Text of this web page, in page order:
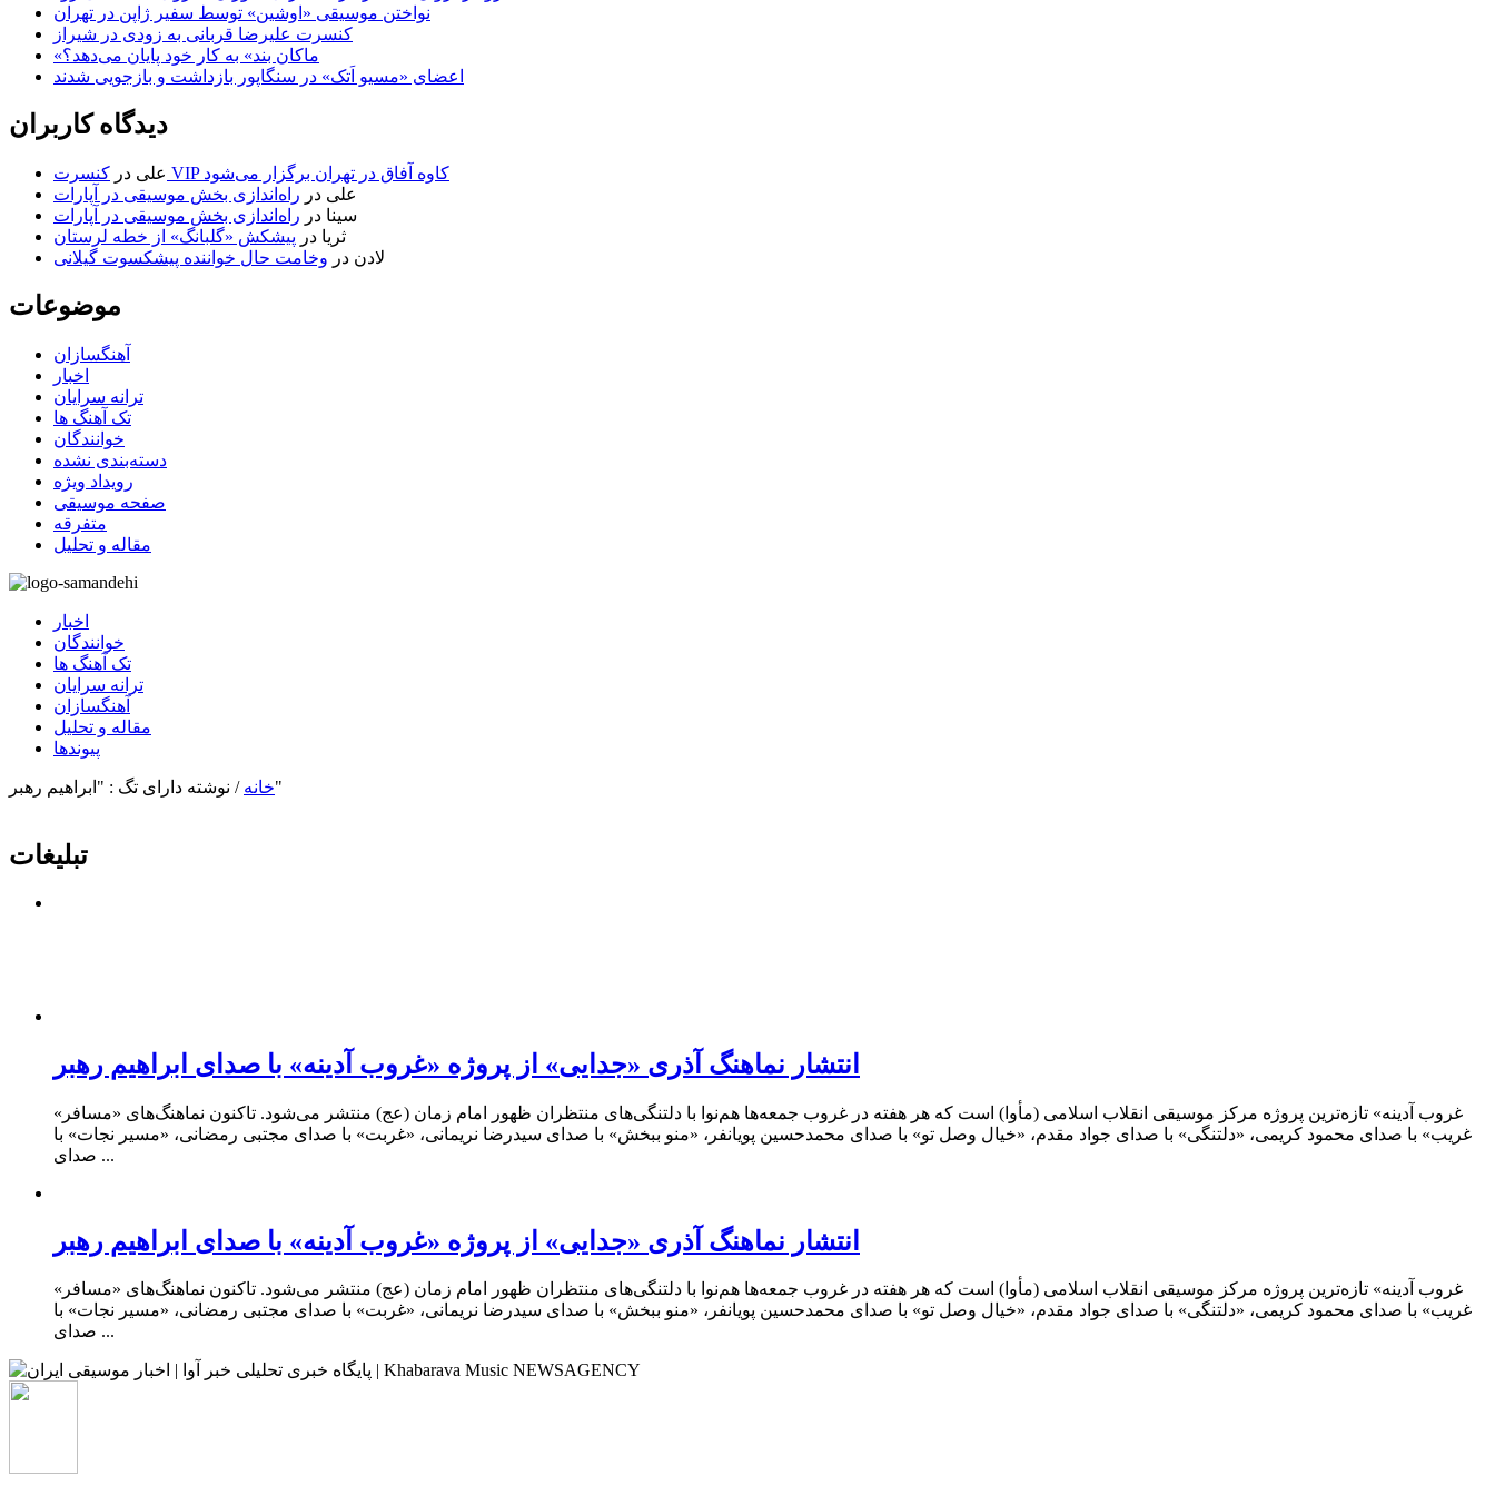
نواختن موسیقی «اوشین» توسط سفیر ژاپن در تهران
کنسرت علیرضا قربانی به زودی در شیراز
«ماکان بند» به کار خود پایان می‌دهد؟
اعضای «مسیو اَتک» در سنگاپور بازداشت و بازجویی شدند
دیدگاه کاربران
علی در
کنسرت VIP کاوه آفاق در تهران برگزار می‌شود
علی در راه‌اندازی بخش موسیقی در آپارات
سینا در راه‌اندازی بخش موسیقی در آپارات
ثریا در پیشکش «گلبانگ» از خطه لرستان
لادن در وخامت حال خواننده پیشکسوت گیلانی
موضوعات
آهنگسازان
اخبار
ترانه سرایان
تک آهنگ ها
خوانندگان
دسته‌بندی نشده
رویداد ویژه
صفحه موسیقی
متفرقه
مقاله و تحلیل
اخبار
خوانندگان
تک آهنگ ها
ترانه سرایان
آهنگسازان
مقاله و تحلیل
پیوندها
خانه / نوشته دارای تگ : "ابراهیم رهبر"
تبلیغات
انتشار نماهنگ آذری «جدایی» از پروژه «غروب آدینه» با صدای ابراهیم رهبر
«غروب آدینه» تازه‌ترین پروژه مرکز موسیقی انقلاب اسلامی (مأوا) است که هر هفته در غروب جمعه‌ها هم‌نوا با دلتنگی‌های منتظران ظهور امام زمان (عج) منتشر می‌شود. تاکنون نماهنگ‌های «مسافر
غریب» با صدای محمود کریمی، «دلتنگی» با صدای جواد مقدم، «خیال وصل تو» با صدای محمدحسین پویانفر، «منو ببخش» با صدای سیدرضا نریمانی، «غربت» با صدای مجتبی رمضانی، «مسیر نجات» با
صدای ...
انتشار نماهنگ آذری «جدایی» از پروژه «غروب آدینه» با صدای ابراهیم رهبر
«غروب آدینه» تازه‌ترین پروژه مرکز موسیقی انقلاب اسلامی (مأوا) است که هر هفته در غروب جمعه‌ها هم‌نوا با دلتنگی‌های منتظران ظهور امام زمان (عج) منتشر می‌شود. تاکنون نماهنگ‌های «مسافر
غریب» با صدای محمود کریمی، «دلتنگی» با صدای جواد مقدم، «خیال وصل تو» با صدای محمدحسین پویانفر، «منو ببخش» با صدای سیدرضا نریمانی، «غربت» با صدای مجتبی رمضانی، «مسیر نجات» با
صدای ...